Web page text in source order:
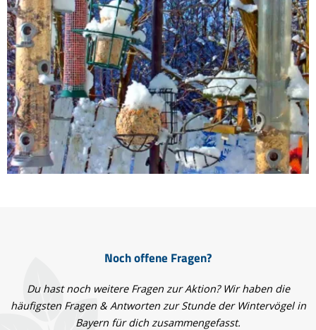
Noch offene Fragen?
Du hast noch weitere Fragen zur Aktion? Wir haben die
häufigsten Fragen & Antworten zur Stunde der Wintervögel in
Bayern für dich zusammengefasst.